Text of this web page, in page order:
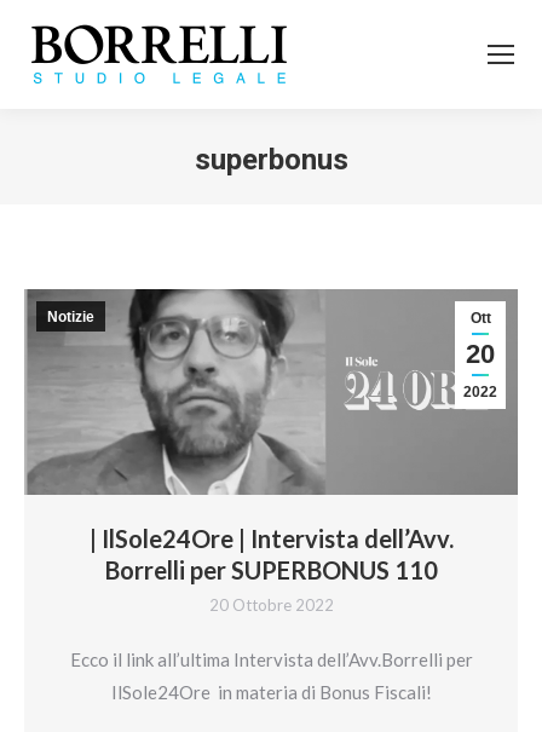
superbonus
| IlSole24Ore | Intervista dell’Avv.
Borrelli per SUPERBONUS 110
20 Ottobre 2022
Ott
20
2022
Notizie
Ecco il link all’ultima Intervista dell’Avv.Borrelli per
IlSole24Ore in materia di Bonus Fiscali!